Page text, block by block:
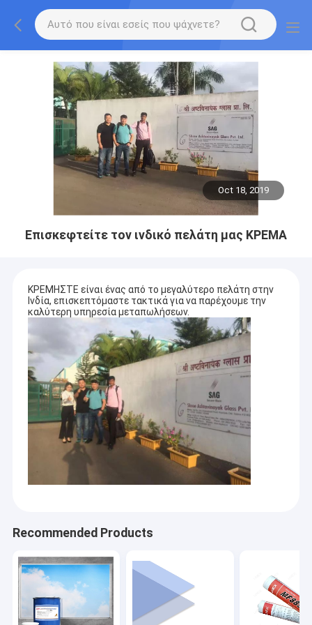
Oct 18, 2019
Επισκεφτείτε τον ινδικό πελάτη μας ΚΡΕΜΑ
ΚΡΕΜΗΣΤΕ είναι ένας από το μεγαλύτερο πελάτη στην
Ινδία, επισκεπτόμαστε τακτικά για να παρέχουμε την
καλύτερη υπηρεσία μεταπωλήσεων.
Recommended Products